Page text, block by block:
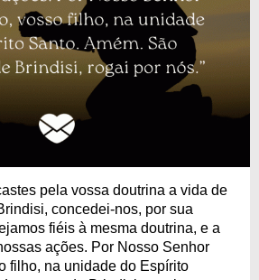
pela vossa doutrina a vida de
concedei-nos, por sua
fiéis à mesma doutrina, e a
ações. Por Nosso Senhor
filho, na unidade do Espírito